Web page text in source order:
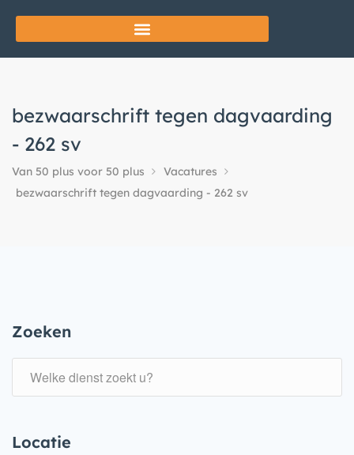
bezwaarschrift tegen dagvaarding
- 262 sv
Van 50 plus voor 50 plus
Vacatures
bezwaarschrift tegen dagvaarding - 262 sv
Zoeken
Locatie